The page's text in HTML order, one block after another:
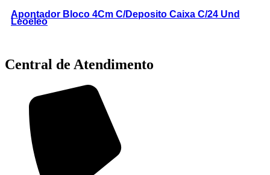
Apontador Bloco 4Cm C/Deposito Caixa C/24 Und
Leoeleo
Central de Atendimento